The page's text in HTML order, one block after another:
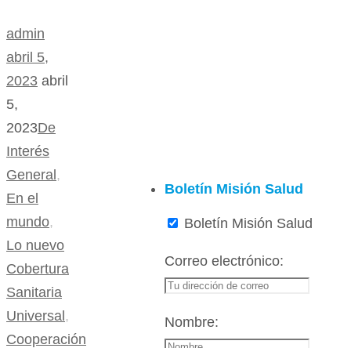
admin
abril 5,
2023 abril
5,
2023De
Interés
General ,
En el
mundo,
Lo nuevo
Cobertura
Sanitaria
Universal ,
Cooperación
Boletín Misión Salud
Boletín Misión Salud
Correo electrónico:
Nombre: